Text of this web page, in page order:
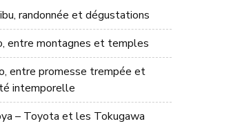
randonnée et dégustations
entre montagnes et temples
entre promesse trempée et
intemporelle
– Toyota et les Tokugawa